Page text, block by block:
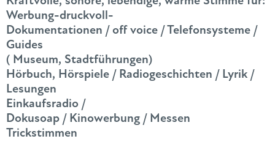
Werbung-druckvoll-
Dokumentationen / off voice / Telefonsysteme /
Guides
( Museum, Stadtführungen)
Hörbuch, Hörspiele / Radiogeschichten / Lyrik /
Lesungen
Einkaufsradio /
Dokusoap / Kinowerbung / Messen
Trickstimmen